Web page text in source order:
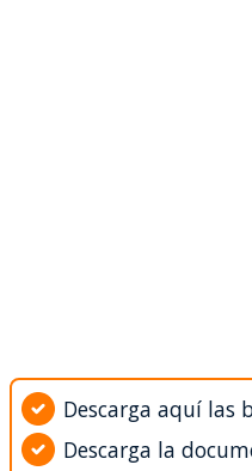
Descarga aquí las
Descarga la